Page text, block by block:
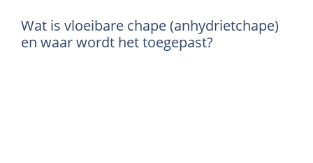
Wat is vloeibare chape (anhydrietchape)
en waar wordt het toegepast?